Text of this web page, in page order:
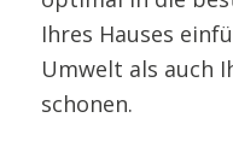
Ihres Hauses
Umwelt als auch
schonen.